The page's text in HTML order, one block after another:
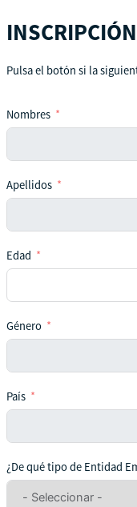
Pulsa el botón si la
Nombres
Apellidos
Edad
Género
País
¿De qué tipo de Entidad